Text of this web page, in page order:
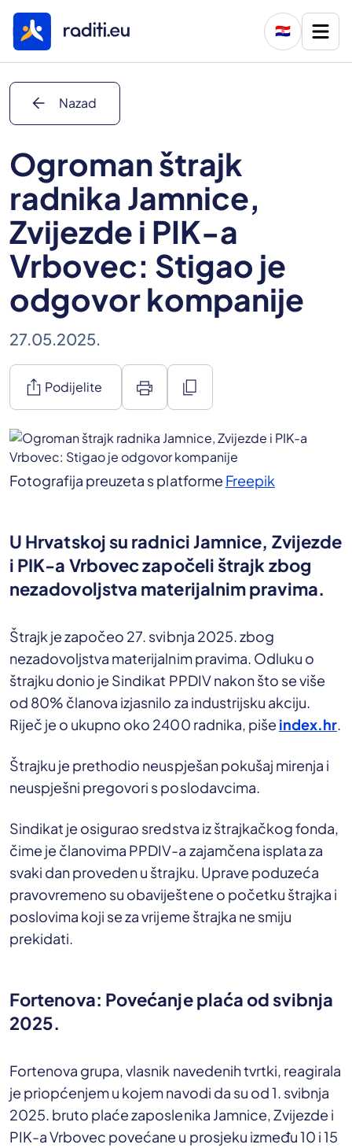
🇭🇷
arrow_back Nazad
Ogroman štrajk
radnika Jamnice,
Zvijezde i PIK-a
Vrbovec: Stigao je
odgovor kompanije
27.05.2025.
ios_share Podijelite print content_copy
Fotografija preuzeta s platforme Freepik
U Hrvatskoj su radnici Jamnice, Zvijezde
i PIK-a Vrbovec započeli štrajk zbog
nezadovoljstva materijalnim pravima.
Štrajk je započeo 27. svibnja 2025. zbog
nezadovoljstva materijalnim pravima. Odluku o
štrajku donio je Sindikat PPDIV nakon što se više
od 80% članova izjasnilo za industrijsku akciju.
Riječ je o ukupno oko 2400 radnika, piše index.hr.
Štrajku je prethodio neuspješan pokušaj mirenja i
neuspješni pregovori s poslodavcima.
Sindikat je osigurao sredstva iz štrajkačkog fonda,
čime je članovima PPDIV-a zajamčena isplata za
svaki dan proveden u štrajku. Uprave poduzeća
pravovremeno su obaviještene o početku štrajka i
poslovima koji se za vrijeme štrajka ne smiju
prekidati.
Fortenova: Povećanje plaća od svibnja
2025.
Fortenova grupa, vlasnik navedenih tvrtki, reagirala
je priopćenjem u kojem navodi da su od 1. svibnja
2025. bruto plaće zaposlenika Jamnice, Zvijezde i
PIK-a Vrbovec povećane u prosjeku između 10 i 15